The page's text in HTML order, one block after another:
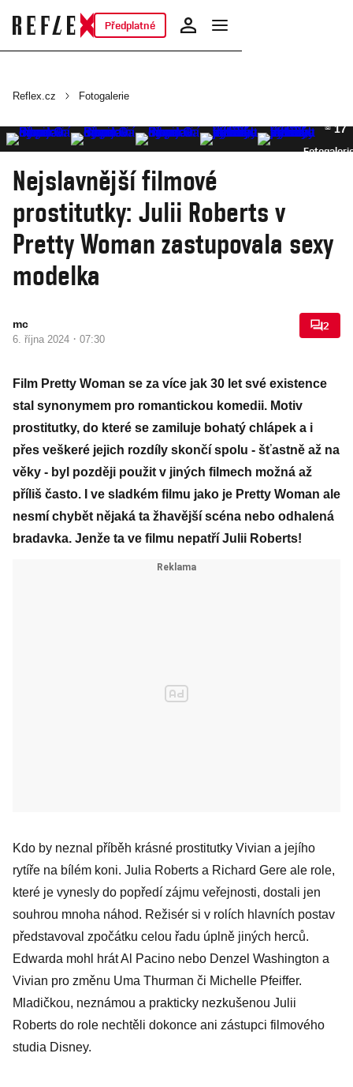
Předplatné
Reflex.cz Fotogalerie
17
Nejslavnější filmové
prostitutky: Julii Roberts v
Pretty Woman zastupovala sexy
modelka
mc
6. října 2024 · 07:30
2
Film Pretty Woman se za více jak 30 let své existence
stal synonymem pro romantickou komedii. Motiv
prostitutky, do které se zamiluje bohatý chlápek a i
přes veškeré jejich rozdíly skončí spolu - šťastně až na
věky - byl později použit v jiných filmech možná až
příliš často. I ve sladkém filmu jako je Pretty Woman ale
nesmí chybět nějaká ta žhavější scéna nebo odhalená
bradavka. Jenže ta ve filmu nepatří Julii Roberts!
Kdo by neznal příběh krásné prostitutky Vivian a jejího
rytíře na bílém koni. Julia Roberts a Richard Gere ale role,
které je vynesly do popředí zájmu veřejnosti, dostali jen
souhrou mnoha náhod. Režisér si v rolích hlavních postav
představoval zpočátku celou řadu úplně jiných herců.
Edwarda mohl hrát Al Pacino nebo Denzel Washington a
Vivian pro změnu Uma Thurman či Michelle Pfeiffer.
Mladičkou, neznámou a prakticky nezkušenou Julii
Roberts do role nechtěli dokonce ani zástupci filmového
studia Disney.